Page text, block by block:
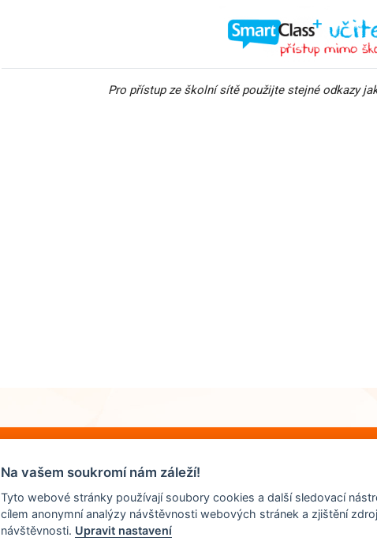
Pro přístup ze školní sítě použijte stejné odkazy
Na vašem soukromí nám záleží!
Tyto webové stránky používají soubory cookies a další sledovací
cílem anonymní analýzy návštěvnosti webových stránek a zjištění
návštěvnosti. Upravit nastavení